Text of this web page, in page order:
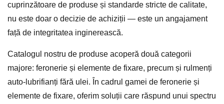
cuprinzătoare de produse și standarde stricte de calitate,
nu este doar o decizie de achiziții — este un angajament
față de integritatea inginerească.
Catalogul nostru de produse acoperă două categorii
majore: feronerie și elemente de fixare, precum și rulmenți
auto-lubrifianți fără ulei. În cadrul gamei de feronerie și
elemente de fixare, oferim soluții care răspund unui spectru